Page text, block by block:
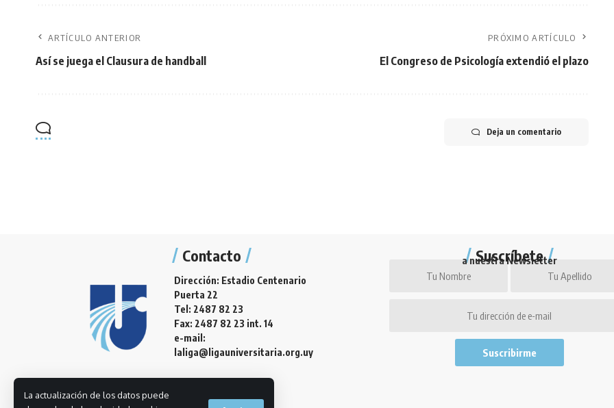
La actualización de los datos puede
ARTÍCULO ANTERIOR
Así se juega el Clausura de handball
PRÓXIMO ARTÍCULO
El Congreso de Psicología extendió el plazo
Deja un comentario
Contacto
Dirección: Estadio Centenario
Puerta 22
Tel: 2487 82 23
Fax: 2487 82 23 int. 14
e-mail:
laliga@ligauniversitaria.org.uy
Suscríbete
a nuestra Newsletter